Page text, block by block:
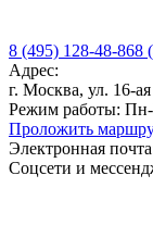
8 (495) 128-48-868
Адрес:
г. Москва, ул. 16-
Режим работы: Пн-
Проложить
Электронная
Соцсети и